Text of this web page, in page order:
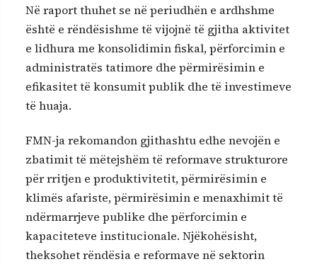
Në raport thuhet se në periudhën e ardhshme
është e rëndësishme të vijojnë të gjitha aktivitet
e lidhura me konsolidimin fiskal, përforcimin e
administratës tatimore dhe përmirësimin e
efikasitet të konsumit publik dhe të investimeve
të huaja.
FMN-ja rekomandon gjithashtu edhe nevojën e
zbatimit të mëtejshëm të reformave strukturore
për rritjen e produktivitetit, përmirësimin e
klimës afariste, përmirësimin e menaxhimit të
ndërmarrjeve publike dhe përforcimin e
kapaciteteve institucionale. Njëkohësisht,
theksohet rëndësia e reformave në sektorin